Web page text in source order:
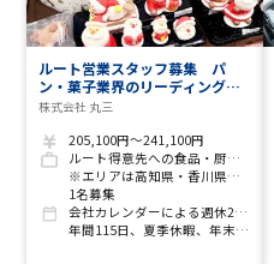
ルート営業スタッフ募集 パ
ン・菓子業界のリーディングカ
ンパニーとして製造から販売ま
働きませんか？
株式会社 丸三
205,100円～241,100円
ルート得意先への食品・厨房用備品・消耗品等の営業・配送業務等(社用車使用)
※エリアは高知県・香川県・徳島県です。
1名募集
会社カレンダーによる週休2日制
年間115日、夏季休暇、年末年始休暇